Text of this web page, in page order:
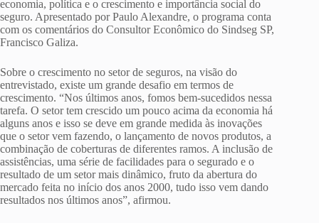
economia, política e o crescimento e importância social do
seguro. Apresentado por Paulo Alexandre, o programa conta
com os comentários do Consultor Econômico do Sindseg SP,
Francisco Galiza.
Sobre o crescimento no setor de seguros, na visão do
entrevistado, existe um grande desafio em termos de
crescimento. “Nos últimos anos, fomos bem-sucedidos nessa
tarefa. O setor tem crescido um pouco acima da economia há
alguns anos e isso se deve em grande medida às inovações
que o setor vem fazendo, o lançamento de novos produtos, a
combinação de coberturas de diferentes ramos. A inclusão de
assistências, uma série de facilidades para o segurado e o
resultado de um setor mais dinâmico, fruto da abertura do
mercado feita no início dos anos 2000, tudo isso vem dando
resultados nos últimos anos”, afirmou.